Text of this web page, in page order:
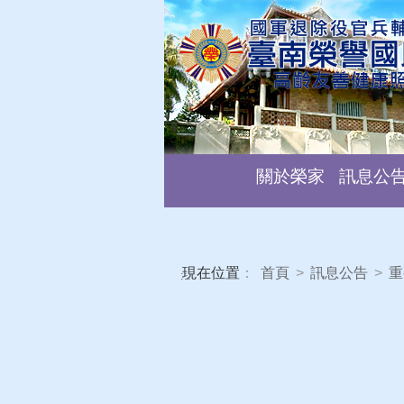
關於榮家 訊息公
:::
現在位置 ： 首頁 > 訊息公告 >